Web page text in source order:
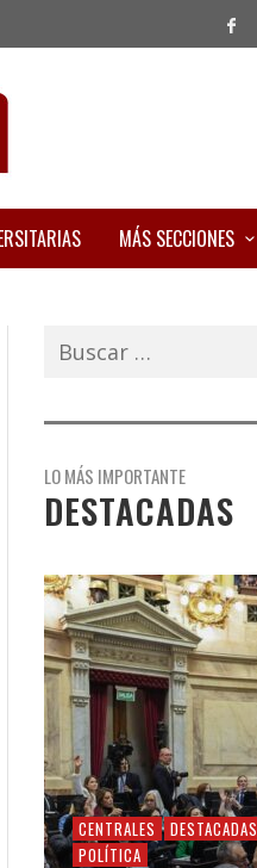
MÁS SECCIONES
Buscar:
LO MÁS IMPORTANTE
DESTACADAS
CENTRALES DESTACADAS
POLÍTICA